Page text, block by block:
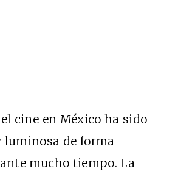
cine en México ha sido
luminosa de forma
mucho tiempo. La